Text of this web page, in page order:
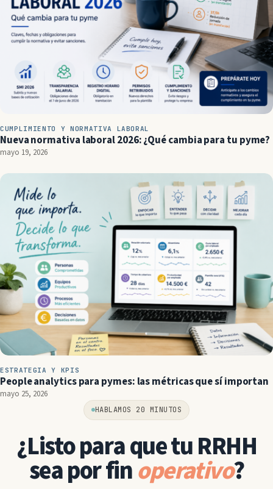
CUMPLIMIENTO Y NORMATIVA LABORAL
Nueva normativa laboral 2026: ¿Qué cambia para tu pyme?
mayo 19, 2026
ESTRATEGIA Y KPIS
People analytics para pymes: las métricas que sí importan
mayo 25, 2026
HABLAMOS 20 MINUTOS
¿Listo para que tu RRHH
sea por finoperativo?